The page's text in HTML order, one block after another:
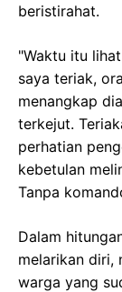
beristirahat.
"Waktu itu
saya teriak,
menangkap
terkejut.
perhatian
kebetulan
Tanpa
Dalam
melarikan diri,
warga yang